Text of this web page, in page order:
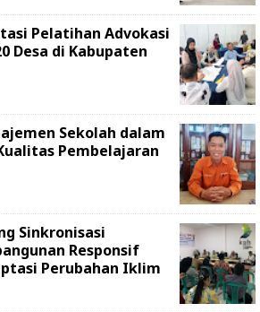
Pelatihan Advokasi
Desa di Kabupaten
Sekolah dalam
Pembelajaran
Sinkronisasi
Responsif
Perubahan Iklim